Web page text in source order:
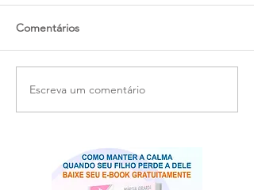
Comentários
Escreva um comentário